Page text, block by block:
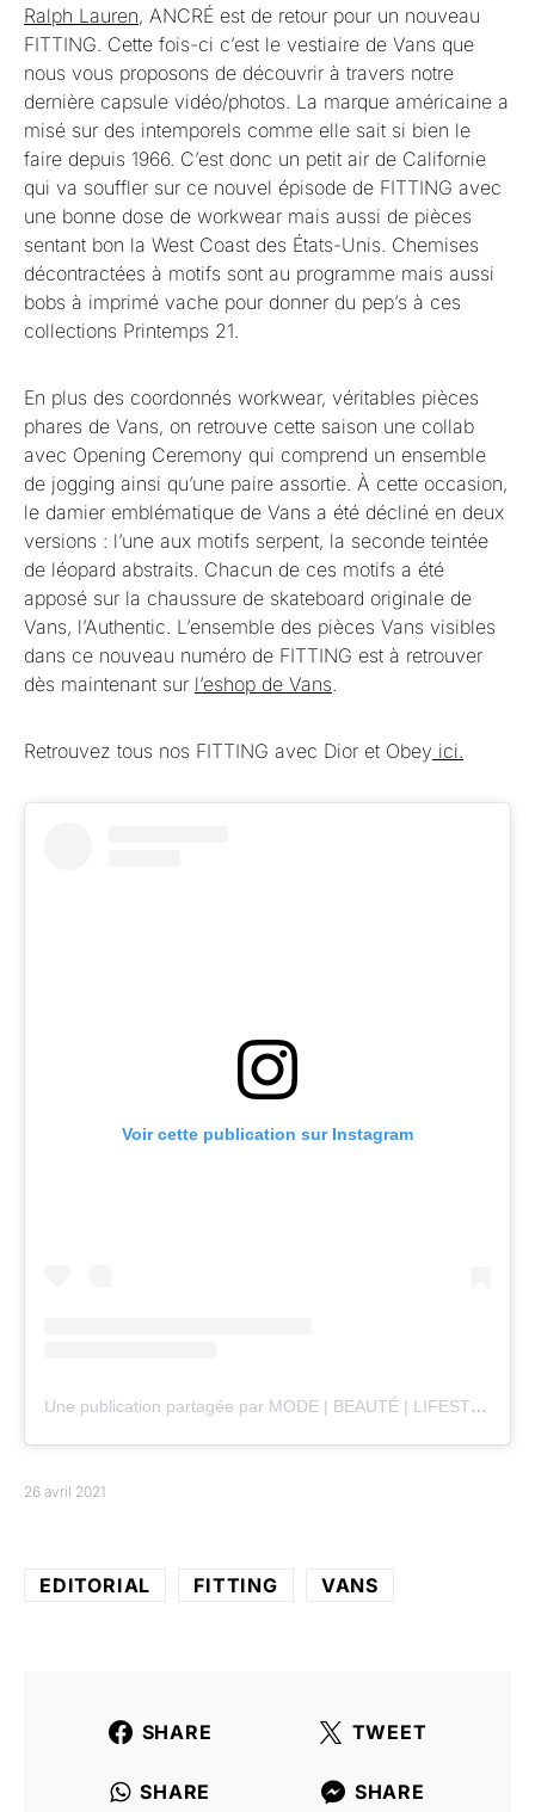
Ralph Lauren, ANCRÉ est de retour pour un nouveau
FITTING. Cette fois-ci c’est le vestiaire de Vans que
nous vous proposons de découvrir à travers notre
dernière capsule vidéo/photos. La marque américaine a
misé sur des intemporels comme elle sait si bien le
faire depuis 1966. C’est donc un petit air de Californie
qui va souffler sur ce nouvel épisode de FITTING avec
une bonne dose de workwear mais aussi de pièces
sentant bon la West Coast des États-Unis. Chemises
décontractées à motifs sont au programme mais aussi
bobs à imprimé vache pour donner du pep’s à ces
collections Printemps 21.
En plus des coordonnés workwear, véritables pièces
phares de Vans, on retrouve cette saison une collab
avec Opening Ceremony qui comprend un ensemble
de jogging ainsi qu’une paire assortie. À cette occasion,
le damier emblématique de Vans a été décliné en deux
versions : l’une aux motifs serpent, la seconde teintée
de léopard abstraits. Chacun de ces motifs a été
apposé sur la chaussure de skateboard originale de
Vans, l’Authentic. L’ensemble des pièces Vans visibles
dans ce nouveau numéro de FITTING est à retrouver
dès maintenant sur l’eshop de Vans.
Retrouvez tous nos FITTING avec Dior et Obey ici.
Voir cette publication sur Instagram
Une publication partagée par MODE | BEAUTÉ | LIFESTYLE | (@ancremagazine)
26 avril 2021
EDITORIAL FITTING VANS
SHARE TWEET
SHARE SHARE